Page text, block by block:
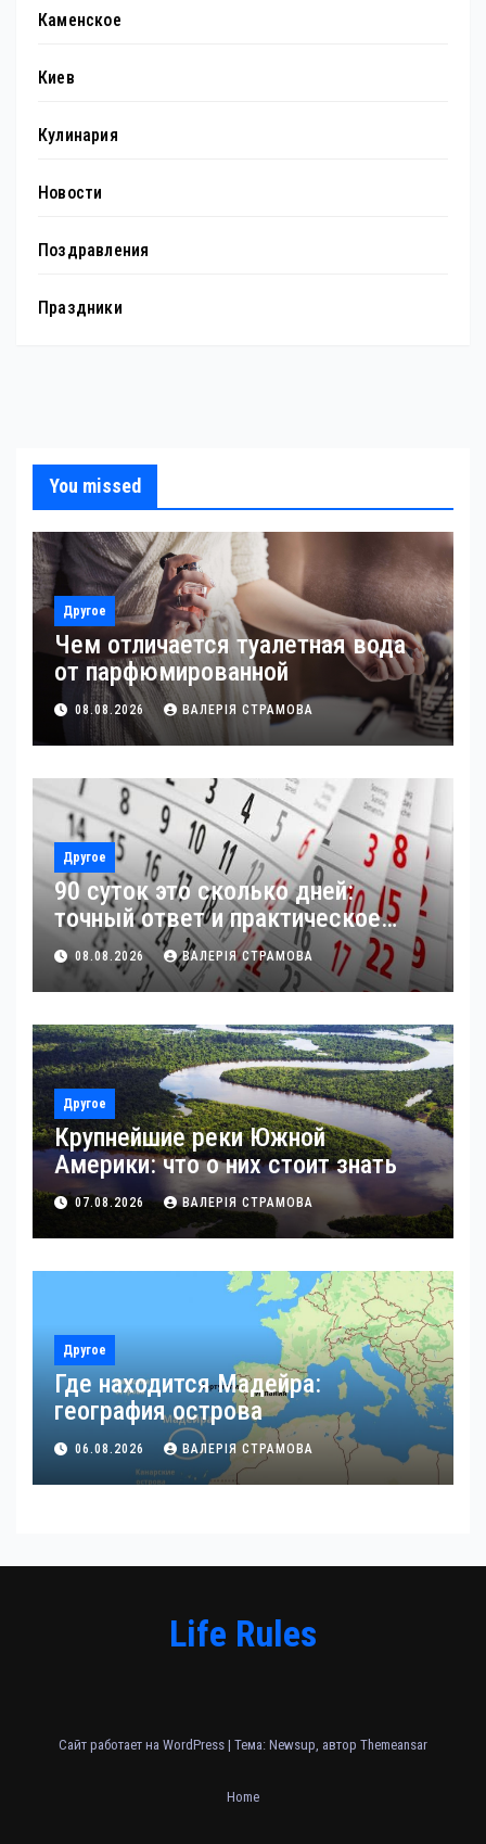
Каменское
Киев
Кулинария
Новости
Поздравления
Праздники
You missed
Другое
Чем отличается туалетная вода
от парфюмированной
08.08.2026 ВАЛЕРІЯ СТРАМОВА
Другое
90 суток это сколько дней:
точный ответ и практическое
применение
08.08.2026 ВАЛЕРІЯ СТРАМОВА
Другое
Крупнейшие реки Южной
Америки: что о них стоит знать
07.08.2026 ВАЛЕРІЯ СТРАМОВА
Другое
Где находится Мадейра:
география острова
06.08.2026 ВАЛЕРІЯ СТРАМОВА
Life Rules
Сайт работает на WordPress | Тема: Newsup, автор Themeansar
Home